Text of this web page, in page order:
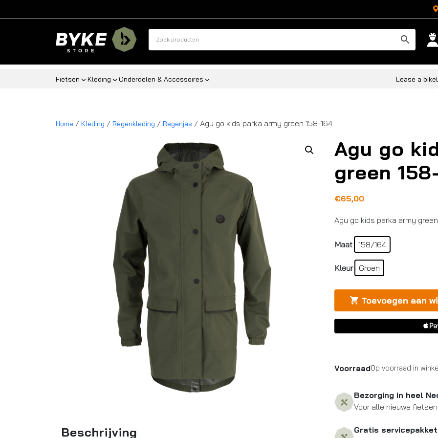
Fietsen Kleding Onderdelen & Accessoires Lease a bike
Home / Kleding / Regenkleding / Regenjas / Agu go kids parka army green 158-164
Beschrijving
Agu go
green
€65,00
Agu go kids parka army
Maat 158/164
Kleur Groen
Toevoegen aan
VoorraadOp voorraad in
Bezorging in heel
Voor alle nieuwe fietsen
Gratis servicepakket